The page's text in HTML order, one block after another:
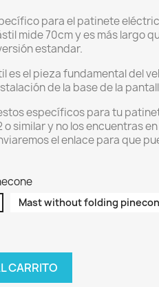
para el patinete
mide 70cm y es más largo
estandar.
es el pieza fundamental del
de la base de la
específicos para tu
o similar y no los encuentras
el enlace para que
Mast without folding
CARRITO